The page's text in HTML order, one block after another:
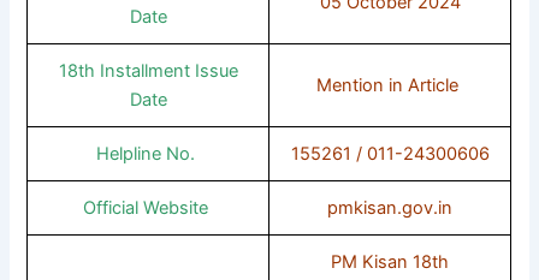
Date
18th Installment Issue
Date
Mention in Article
Helpline No. 155261 / 011-24300606
Official Website pmkisan.gov.in
PM Kisan 18th